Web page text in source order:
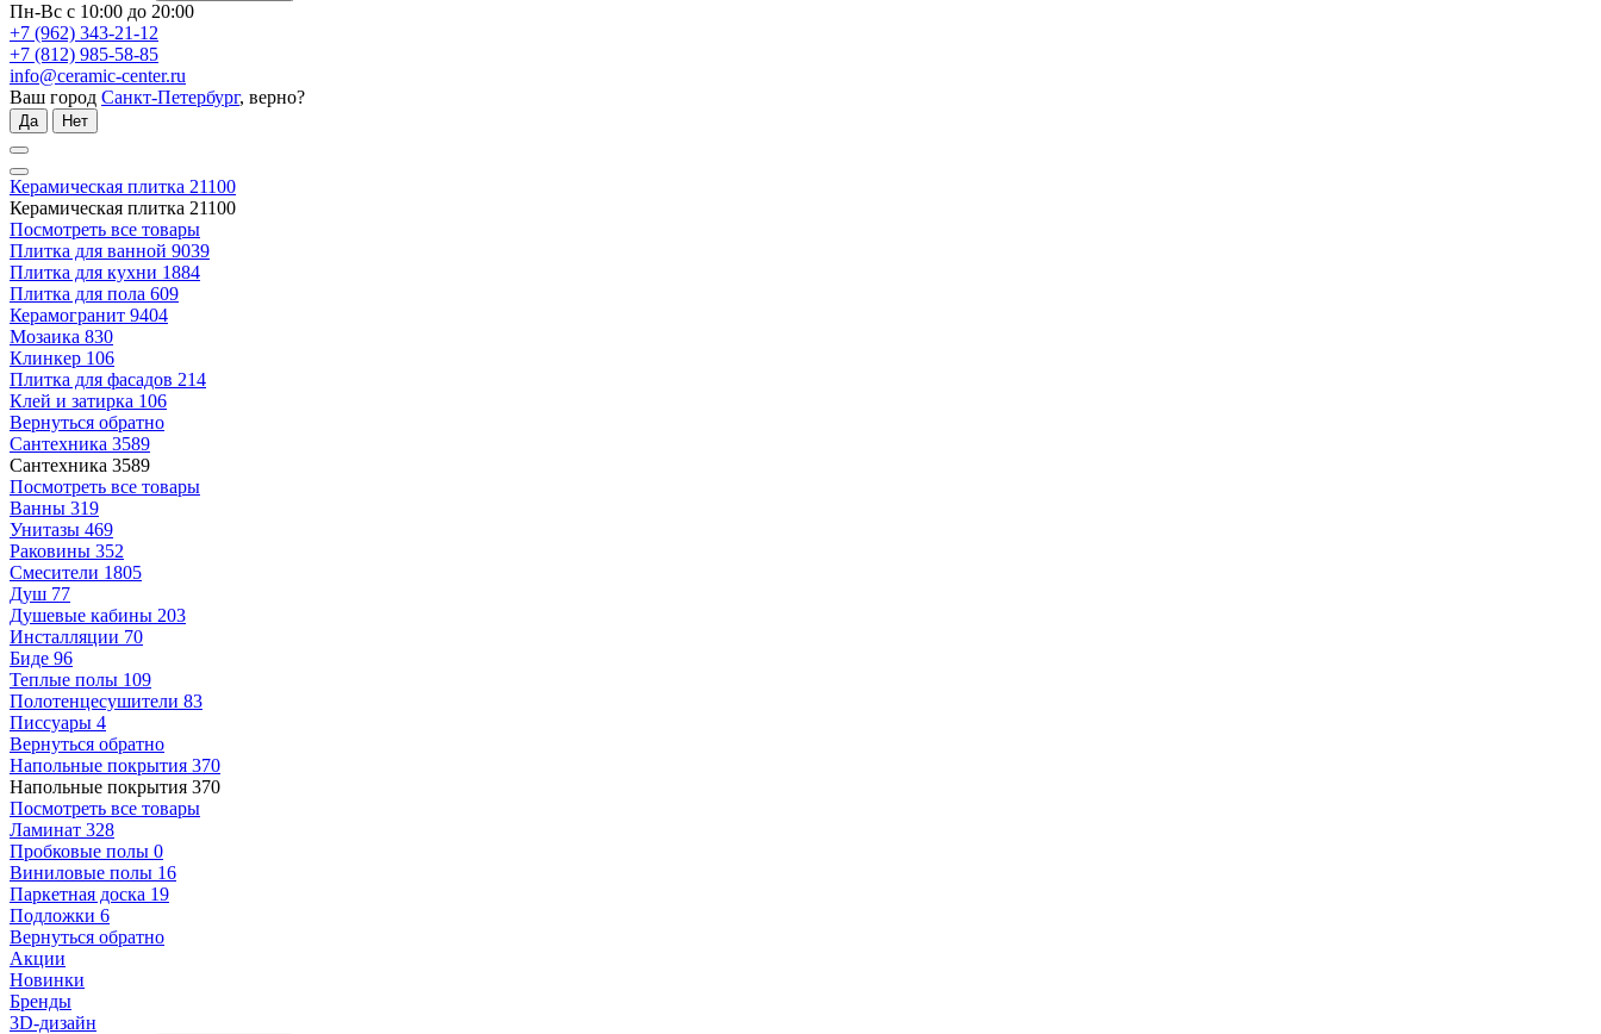
Пн-Вс с 10:00 до 20:00
+7 (962) 343-21-12
+7 (812) 985-58-85
info@ceramic-center.ru
Ваш город Санкт-Петербург, верно?
Да Нет
Керамическая плитка 21100
Керамическая плитка 21100
Посмотреть все товары
Плитка для ванной 9039
Плитка для кухни 1884
Плитка для пола 609
Керамогранит 9404
Мозаика 830
Клинкер 106
Плитка для фасадов 214
Клей и затирка 106
Вернуться обратно
Сантехника 3589
Сантехника 3589
Посмотреть все товары
Ванны 319
Унитазы 469
Раковины 352
Смесители 1805
Душ 77
Душевые кабины 203
Инсталляции 70
Биде 96
Теплые полы 109
Полотенцесушители 83
Писсуары 4
Вернуться обратно
Напольные покрытия 370
Напольные покрытия 370
Посмотреть все товары
Ламинат 328
Пробковые полы 0
Виниловые полы 16
Паркетная доска 19
Подложки 6
Вернуться обратно
Акции
Новинки
Бренды
3D-дизайн